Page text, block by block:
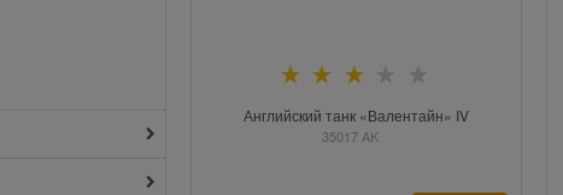
Английский танк «Валентайн» IV
35017 AK